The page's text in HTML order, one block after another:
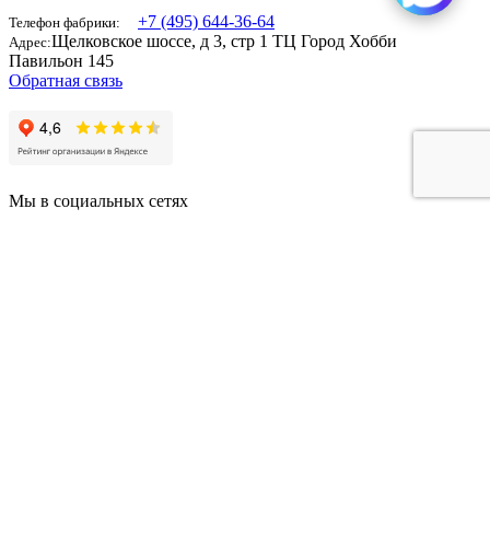
Телефон фабрики: +7 (495) 644-36-64
Адрес:Щелковское шоссе, д 3, стр 1 ТЦ Город Хобби
Павильон 145
Обратная связь
Мы в социальных сетях